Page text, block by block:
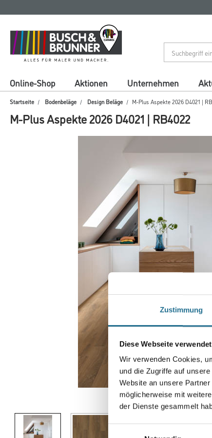
Zustimmung
Diese Webseite
Wir verwenden Cookies,
und die Zugriffe auf
Website an unsere
möglicherweise mit
der Dienste gesammelt
springen
springen
Online-Shop Aktionen Unternehmen
Startseite Bodenbeläge Design Beläge M-Plus Aspekte 2026 D4021 |
M-Plus Aspekte 2026 D4021 | RB4022
Abbildung ähnlich